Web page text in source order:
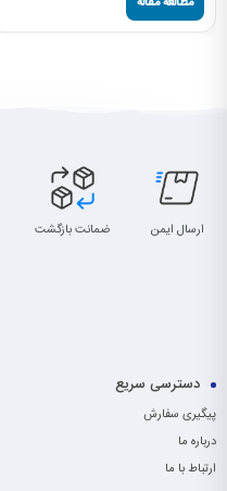
ارسال ایمن ضمانت بازگشت
دسترسی سریع
پیگیری سفارش
درباره ما
ارتباط با ما